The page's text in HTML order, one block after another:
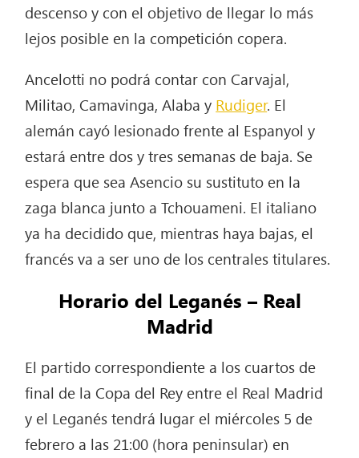
descenso y con el objetivo de llegar lo más
lejos posible en la competición copera.
Ancelotti no podrá contar con Carvajal,
Militao, Camavinga, Alaba y Rudiger. El
alemán cayó lesionado frente al Espanyol y
estará entre dos y tres semanas de baja. Se
espera que sea Asencio su sustituto en la
zaga blanca junto a Tchouameni. El italiano
ya ha decidido que, mientras haya bajas, el
francés va a ser uno de los centrales titulares.
Horario del Leganés – Real
Madrid
El partido correspondiente a los cuartos de
final de la Copa del Rey entre el Real Madrid
y el Leganés tendrá lugar el miércoles 5 de
febrero a las 21:00 (hora peninsular) en